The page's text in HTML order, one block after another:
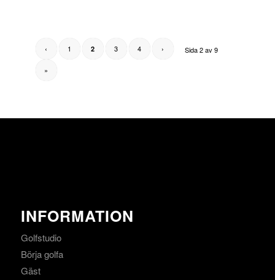
Sida 2 av 9
‹ 1 2 3 4 ›
»
INFORMATION
Golfstudio
Börja golfa
Gäst